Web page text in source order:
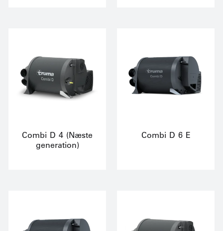
Combi D 4 (Næste
generation)
Combi D 6 E